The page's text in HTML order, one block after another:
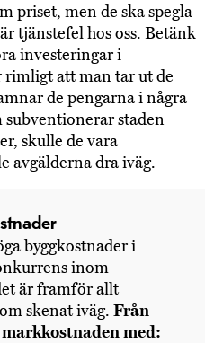
priset, men de ska spegla
tjänstefel hos oss. Betänk
investeringar i
att man tar ut de
de pengarna i några
staden
skulle de vara
avgälderna dra iväg.
byggkostnader i
inom
är framför allt
skenat iväg. Från
med: